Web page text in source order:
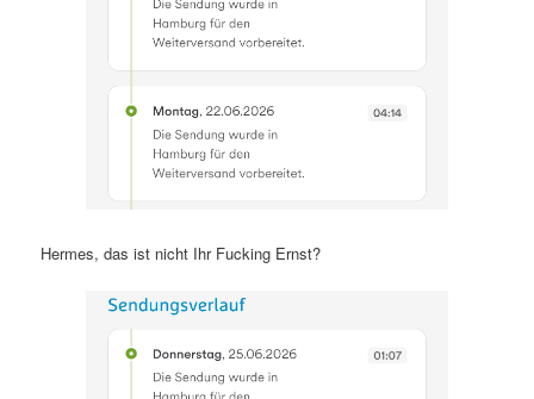
Hermes, das ist nicht Ihr Fucking Ernst?